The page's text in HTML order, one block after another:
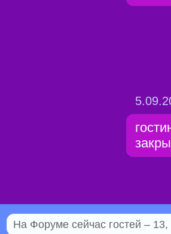
На Форуме сейчас гостей –